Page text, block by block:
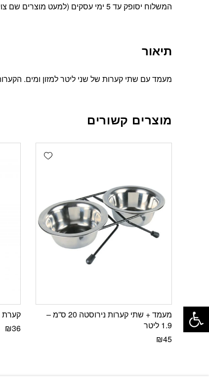
המשלוח יסופק עד 5 ימי עסקים (למעט מוצרים שם צוין אחרת).
תיאור
מעמד עם שתי קערות של שני ליטר למזון ומים.
מוצרים קשורים
Add wishlist
מעמד + שתי קערות נירוסטה 20 ס”מ –
1.9 ליטר
₪45
קערת
₪36
פתח סרגל נגישות